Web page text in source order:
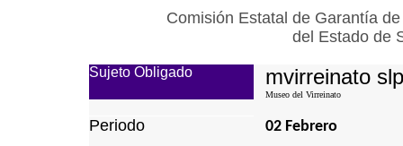
Comisión Estatal de Garantía
del Estado de
Sujeto Obligado mvirreinato slp
Museo del Virreinato
Periodo 02 Febrero